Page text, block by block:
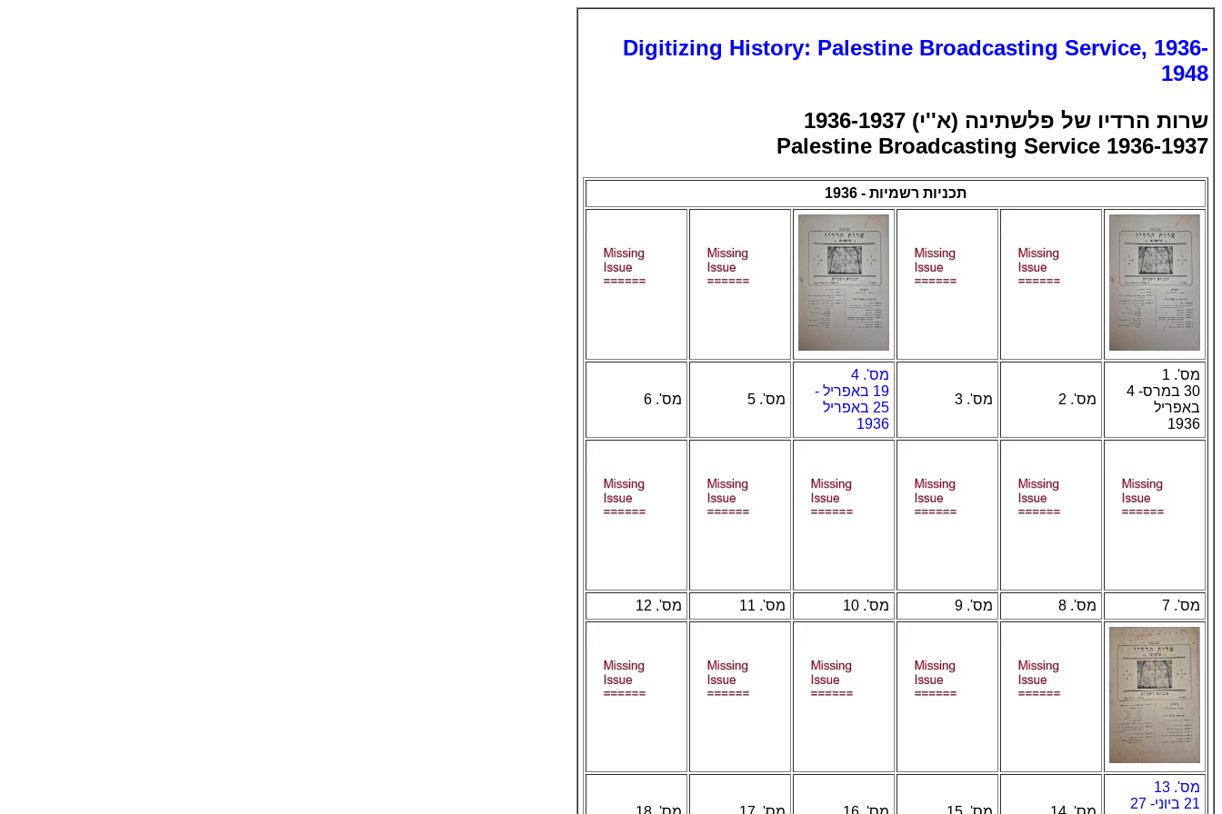
Digitizing History: Palestine Broadcasting Service, 1936-
1948
שרות הרדיו של פלשתינה (א''י) 1936-1937
Palestine Broadcasting Service 1936-1937
תכניות רשמיות - 1936
מס'. 1
30 במרס- 4
באפריל
1936
מס'. 2 מס'. 3
מס'. 4
19 באפריל -
25 באפריל
1936
מס'. 5 מס'. 6
מס'. 7 מס'. 8 מס'. 9 מס'. 10 מס'. 11 מס'. 12
מס'. 13
21 ביוני- 27